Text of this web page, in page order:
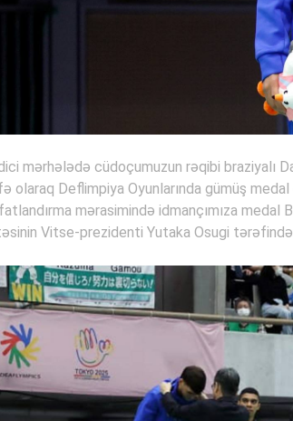
mərhələdə cüdoçumuzun rəqibi braziyalı
olaraq Deflimpiya Oyunlarında gümüş
mərasimində idmançımıza
Vitse-prezidenti Yutaka Osugi